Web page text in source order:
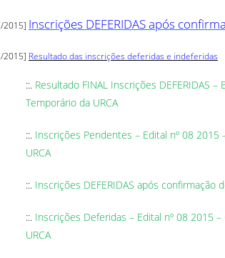
2015] Inscrições DEFERIDAS após
2015] Resultado das inscrições deferidas e indeferidas
::. Resultado FINAL Inscrições DEFERIDAS
Temporário da URCA
::. Inscrições Pendentes – Edital nº 08
URCA
::. Inscrições DEFERIDAS após confirmação
::. Inscrições Deferidas – Edital nº 08 2015
URCA